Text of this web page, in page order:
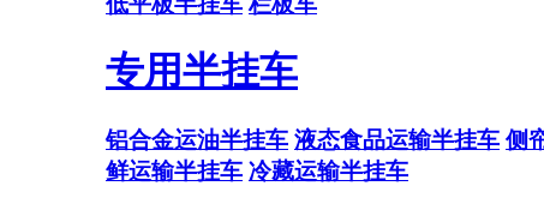
专用半挂车
铝合金运油半挂车 液态食品运输半挂车 侧
鲜运输半挂车 冷藏运输半挂车